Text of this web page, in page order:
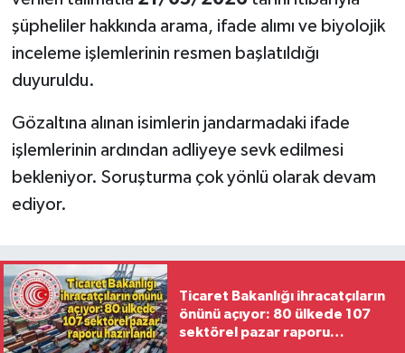
şüpheliler hakkında arama, ifade alımı ve biyolojik
inceleme işlemlerinin resmen başlatıldığı
duyuruldu.
Gözaltına alınan isimlerin jandarmadaki ifade
işlemlerinin ardından adliyeye sevk edilmesi
bekleniyor. Soruşturma çok yönlü olarak devam
ediyor.
Ticaret Bakanlığı ihracatçıların
önünü açıyor: 80 ülkede 107
sektörel pazar raporu